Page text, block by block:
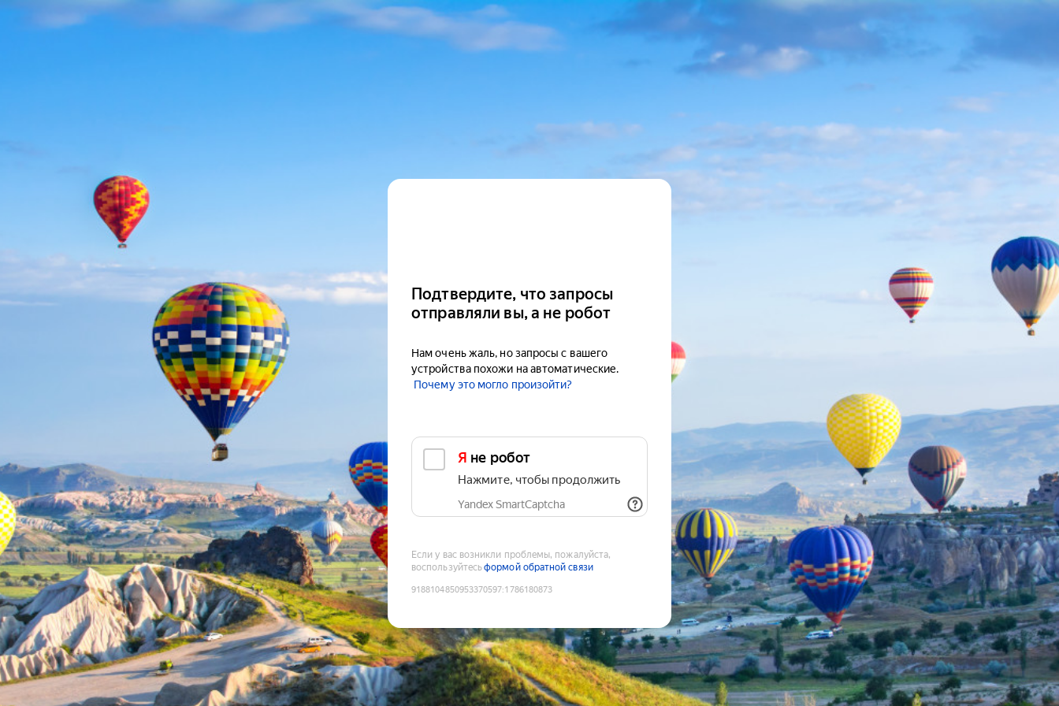
Подтвердите, что запросы
отправляли вы, а не робот
Нам очень жаль, но запросы с вашего
устройства похожи на автоматические.
Почему это могло произойти?
Я не робот
Нажмите, чтобы продолжить
Yandex SmartCaptcha
Если у вас возникли проблемы, пожалуйста,
воспользуйтесьформой обратной связи
9188104850953370597:1786180873